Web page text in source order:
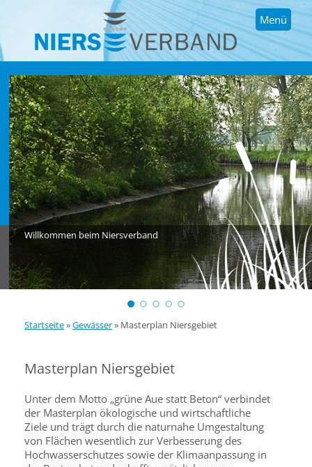
Menü
Willkommen beim Niersverband
Startseite»Gewässer» Masterplan Niersgebiet
Masterplan Niersgebiet
Unter dem Motto „grüne Aue statt Beton“ verbindet
der Masterplan ökologische und wirtschaftliche
Ziele und trägt durch die naturnahe Umgestaltung
von Flächen wesentlich zur Verbesserung des
Hochwasserschutzes sowie der Klimaanpassung in